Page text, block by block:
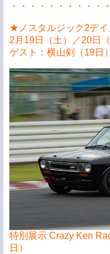
・・・・・・・・・・
★ノスタルジック2デイ
2月19日（土）／20日
ゲスト：横山剣（19日）
特別展示 Crazy Ken
日）